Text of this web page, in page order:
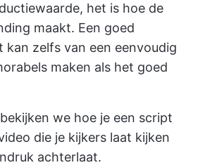
het is hoe de
maakt. Een goed
kan zelfs van een eenvoudig
maken als het goed
we hoe je een script
die je kijkers laat kijken
achterlaat.